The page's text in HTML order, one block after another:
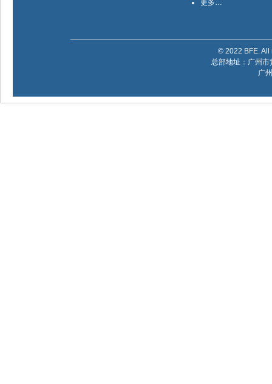
更多…
© 2022 BFE.
总部地址：广州
广